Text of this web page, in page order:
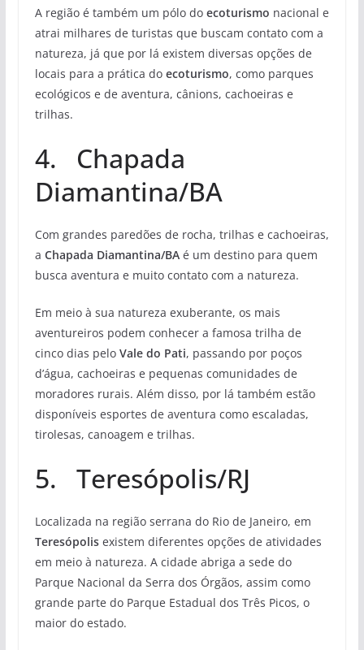
A região é também um pólo do ecoturismo nacional e
atrai milhares de turistas que buscam contato com a
natureza, já que por lá existem diversas opções de
locais para a prática do ecoturismo, como parques
ecológicos e de aventura, cânions, cachoeiras e
trilhas.
4. Chapada
Diamantina/BA
Com grandes paredões de rocha, trilhas e cachoeiras,
a Chapada Diamantina/BAé um destino para quem
busca aventura e muito contato com a natureza.
Em meio à sua natureza exuberante, os mais
aventureiros podem conhecer a famosa trilha de
cinco dias pelo Vale do Pati, passando por poços
d’água, cachoeiras e pequenas comunidades de
moradores rurais. Além disso, por lá também estão
disponíveis esportes de aventura como escaladas,
tirolesas, canoagem e trilhas.
5. Teresópolis/RJ
Localizada na região serrana do Rio de Janeiro, em
Teresópolis existem diferentes opções de atividades
em meio à natureza. A cidade abriga a sede do
Parque Nacional da Serra dos Órgãos, assim como
grande parte do Parque Estadual dos Três Picos, o
maior do estado.